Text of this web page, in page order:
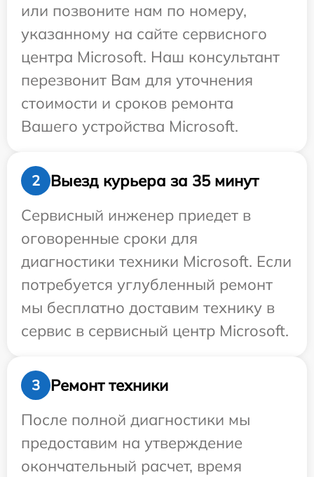
или позвоните нам по номеру,
указанному на сайте сервисного
центра Microsoft. Наш консультант
перезвонит Вам для уточнения
стоимости и сроков ремонта
Вашего устройства Microsoft.
2
Выезд курьера за 35 минут
Сервисный инженер приедет в
оговоренные сроки для
диагностики техники Microsoft. Если
потребуется углубленный ремонт
мы бесплатно доставим технику в
сервис в сервисный центр Microsoft.
3
Ремонт техники
После полной диагностики мы
предоставим на утверждение
окончательный расчет, время